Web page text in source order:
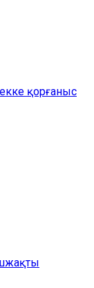
қорғаныс